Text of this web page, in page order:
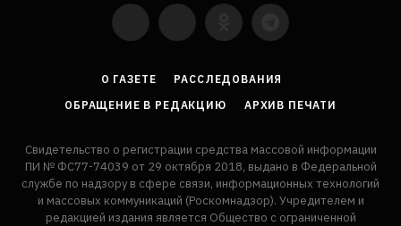
YouTubeVKontakte
LinkedInFlickr
О ГАЗЕТЕ
РАССЛЕДОВАНИЯ
ОБРАЩЕНИЕ В РЕДАКЦИЮ
АРХИВ ПЕЧАТИ
Свидетельство о регистрации средства массовой информации
ПИ № ФС77-74039 от 29 октября 2018, выдано в Федеральной
службе по надзору в сфере связи, информационных технологий
и массовых коммуникаций (Роскомнадзор). Учредителем и
редакцией издания является Общество с ограниченной